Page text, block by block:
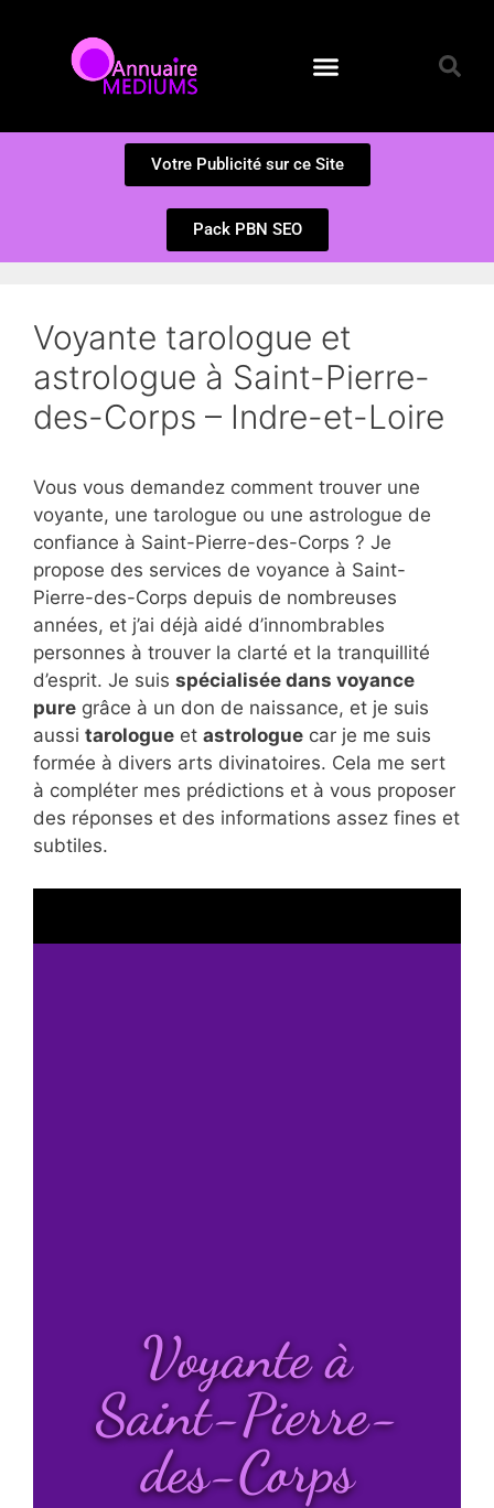
Votre Publicité sur ce Site
Pack PBN SEO
Voyante tarologue et
astrologue à Saint-Pierre-
des-Corps – Indre-et-Loire
Vous vous demandez comment trouver une
voyante, une tarologue ou une astrologue de
confiance à Saint-Pierre-des-Corps ? Je
propose des services de voyance à Saint-
Pierre-des-Corps depuis de nombreuses
années, et j’ai déjà aidé d’innombrables
personnes à trouver la clarté et la tranquillité
d’esprit. Je suis spécialisée dans voyance
pure grâce à un don de naissance, et je suis
aussi tarologue et astrologue car je me suis
formée à divers arts divinatoires. Cela me sert
à compléter mes prédictions et à vous proposer
des réponses et des informations assez fines et
subtiles.
Voyante à
Saint-Pierre-
des-Corps